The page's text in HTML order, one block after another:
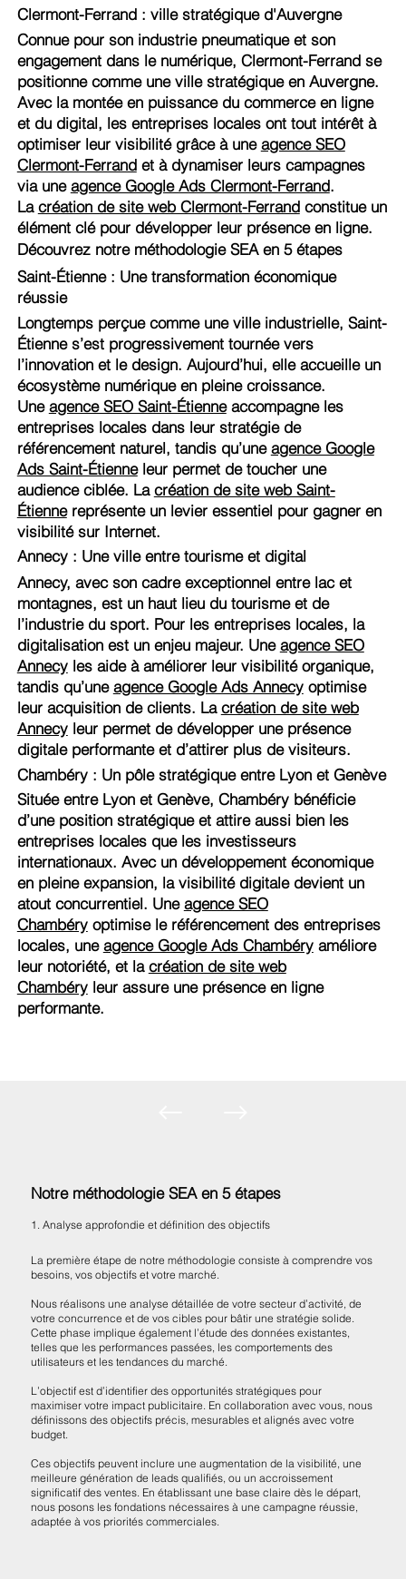
Clermont-Ferrand : ville stratégique d'Auvergne
Connue pour son industrie pneumatique et son
engagement dans le numérique, Clermont-Ferrand se
positionne comme une ville stratégique en Auvergne.
Avec la montée en puissance du commerce en ligne
et du digital, les entreprises locales ont tout intérêt à
optimiser leur visibilité grâce à uneagence SEO
Clermont-Ferrandet à dynamiser leurs campagnes
via uneagence Google Ads Clermont-Ferrand.
Lacréation de site web Clermont-Ferrandconstitue un
élément clé pour développer leur présence en ligne.
Saint-Étienne : Une transformation économique
réussie
Longtemps perçue comme une ville industrielle, Saint-
Étienne s’est progressivement tournée vers
l’innovation et le design. Aujourd’hui, elle accueille un
écosystème numérique en pleine croissance.
Uneagence SEO Saint-Étienneaccompagne les
entreprises locales dans leur stratégie de
référencement naturel, tandis qu’uneagence Google
Ads Saint-Étienneleur permet de toucher une
audience ciblée. Lacréation de site web Saint-
Étiennereprésente un levier essentiel pour gagner en
visibilité sur Internet.
Annecy : Une ville entre tourisme et digital
Annecy, avec son cadre exceptionnel entre lac et
montagnes, est un haut lieu du tourisme et de
l’industrie du sport. Pour les entreprises locales, la
digitalisation est un enjeu majeur. Uneagence SEO
Annecyles aide à améliorer leur visibilité organique,
tandis qu’uneagence Google Ads Annecyoptimise
leur acquisition de clients. Lacréation de site web
Annecyleur permet de développer une présence
digitale performante et d’attirer plus de visiteurs.
Chambéry : Un pôle stratégique entre Lyon et Genève
Située entre Lyon et Genève, Chambéry bénéficie
d’une position stratégique et attire aussi bien les
entreprises locales que les investisseurs
internationaux. Avec un développement économique
en pleine expansion, la visibilité digitale devient un
atout concurrentiel. Uneagence SEO
Chambéryoptimise le référencement des entreprises
locales, uneagence Google Ads Chambéryaméliore
leur notoriété, et lacréation de site web
Chambéryleur assure une présence en ligne
performante.
Découvrez notre méthodologie SEA en 5 étapes
Notre méthodologie SEA en 5 étapes
1. Analyse approfondie et définition des objectifs
La première étape de notre méthodologie consiste à comprendre vos
besoins, vos objectifs et votre marché.
Nous réalisons une analyse détaillée de votre secteur d’activité, de
votre concurrence et de vos cibles pour bâtir une stratégie solide.
Cette phase implique également l’étude des données existantes,
telles que les performances passées, les comportements des
utilisateurs et les tendances du marché.
L’objectif est d’identifier des opportunités stratégiques pour
maximiser votre impact publicitaire. En collaboration avec vous, nous
définissons des objectifs précis, mesurables et alignés avec votre
budget.
Ces objectifs peuvent inclure une augmentation de la visibilité, une
meilleure génération de leads qualifiés, ou un accroissement
significatif des ventes. En établissant une base claire dès le départ,
nous posons les fondations nécessaires à une campagne réussie,
adaptée à vos priorités commerciales.